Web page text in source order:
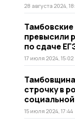
28 августа 2024,
превысили
по сдаче
17 июля 2024, 15:02
строчку в
15 июля 2024, 17:44